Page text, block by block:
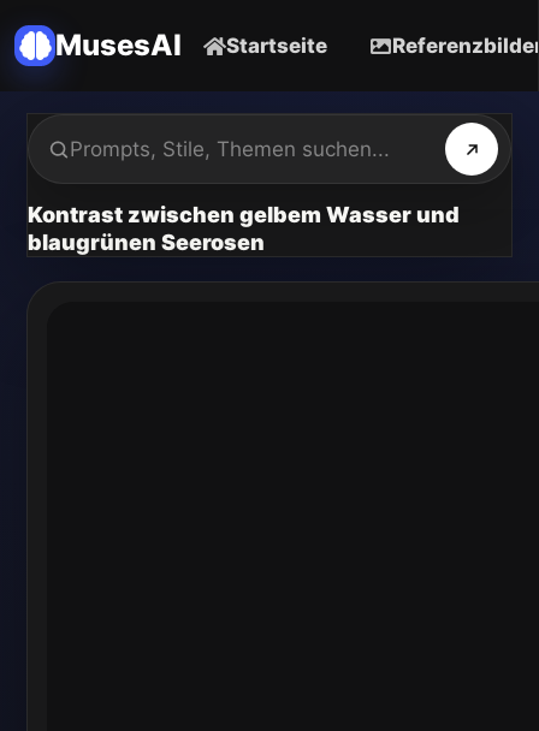
MusesAI Startseite
Kontrast zwischen gelbem Wasser und
blaugrünen Seerosen